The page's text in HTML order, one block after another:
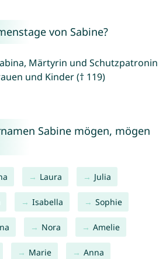
von Sabine?
Märtyrin und Schutzpatronin
und Kinder († 119)
Sabine mögen, mögen
Laura Julia
Isabella Sophie
Nora Amelie
Marie Anna